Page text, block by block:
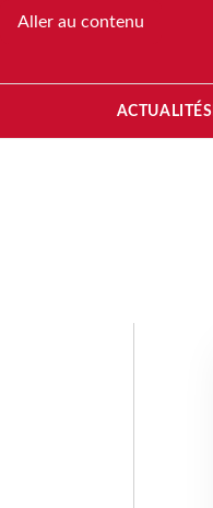
Aller au contenu
ACTUALITÉS